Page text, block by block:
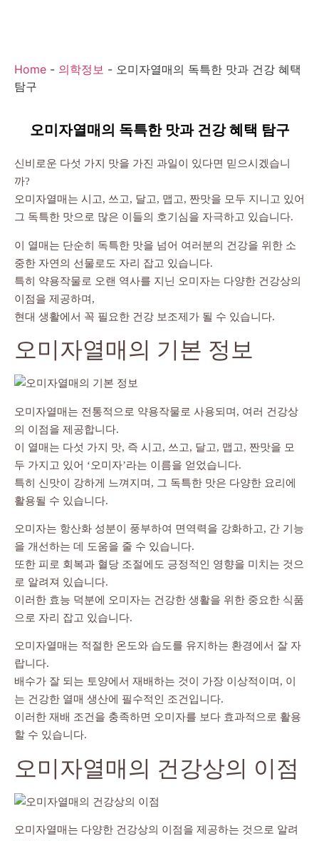
Home - 의학정보 - 오미자열매의 독특한 맛과 건강 혜택
탐구
오미자열매의 독특한 맛과 건강 혜택 탐구
신비로운 다섯 가지 맛을 가진 과일이 있다면 믿으시겠습니
까?
오미자열매는 시고, 쓰고, 달고, 맵고, 짠맛을 모두 지니고 있어
그 독특한 맛으로 많은 이들의 호기심을 자극하고 있습니다.
이 열매는 단순히 독특한 맛을 넘어 여러분의 건강을 위한 소
중한 자연의 선물로도 자리 잡고 있습니다.
특히 약용작물로 오랜 역사를 지닌 오미자는 다양한 건강상의
이점을 제공하며,
현대 생활에서 꼭 필요한 건강 보조제가 될 수 있습니다.
오미자열매의 기본 정보
오미자열매는 전통적으로 약용작물로 사용되며, 여러 건강상
의 이점을 제공합니다.
이 열매는 다섯 가지 맛, 즉 시고, 쓰고, 달고, 맵고, 짠맛을 모
두 가지고 있어 ‘오미자’라는 이름을 얻었습니다.
특히 신맛이 강하게 느껴지며, 그 독특한 맛은 다양한 요리에
활용될 수 있습니다.
오미자는 항산화 성분이 풍부하여 면역력을 강화하고, 간 기능
을 개선하는 데 도움을 줄 수 있습니다.
또한 피로 회복과 혈당 조절에도 긍정적인 영향을 미치는 것으
로 알려져 있습니다.
이러한 효능 덕분에 오미자는 건강한 생활을 위한 중요한 식품
으로 자리 잡고 있습니다.
오미자열매는 적절한 온도와 습도를 유지하는 환경에서 잘 자
랍니다.
배수가 잘 되는 토양에서 재배하는 것이 가장 이상적이며, 이
는 건강한 열매 생산에 필수적인 조건입니다.
이러한 재배 조건을 충족하면 오미자를 보다 효과적으로 활용
할 수 있습니다.
오미자열매의 건강상의 이점
오미자열매는 다양한 건강상의 이점을 제공하는 것으로 알려